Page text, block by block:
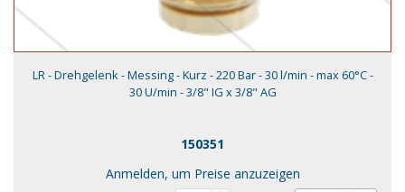
LR - Drehgelenk - Messing - Kurz - 220 Bar - 30 l/min - max 60°C -
30 U/min - 3/8" IG x 3/8" AG
150351
Anmelden, um Preise anzuzeigen